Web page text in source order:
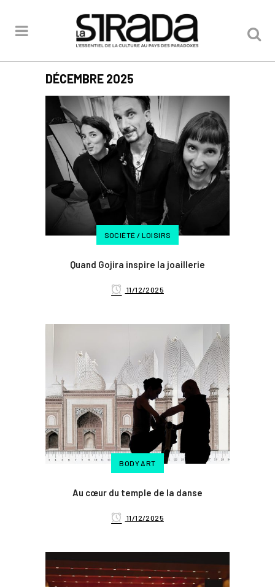
DÉCEMBRE 2025
SOCIÉTÉ / LOISIRS
Quand Gojira inspire la joaillerie
11/12/2025
BODY ART
Au cœur du temple de la danse
11/12/2025